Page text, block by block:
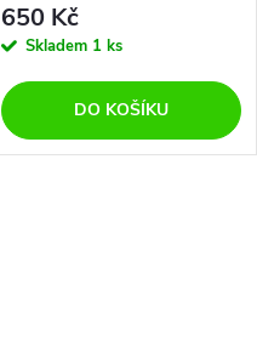
650 Kč
Skladem 1 ks
DO KOŠÍKU